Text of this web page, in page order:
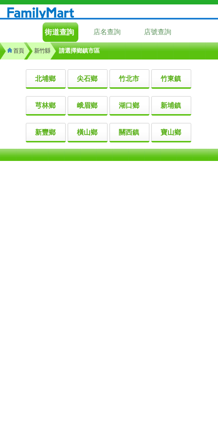
街道查詢 店名查詢 店號查詢
首頁 新竹縣 請選擇鄉鎮市區
北埔鄉 尖石鄉 竹北市 竹東鎮
芎林鄉 峨眉鄉 湖口鄉 新埔鎮
新豐鄉 橫山鄉 關西鎮 寶山鄉